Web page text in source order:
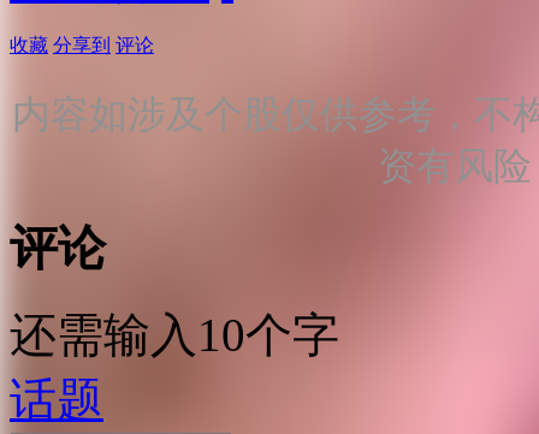
收藏 分享到 评论
内容如涉及个股仅供参考，不
资有风
评论
还需输入10个字
话题